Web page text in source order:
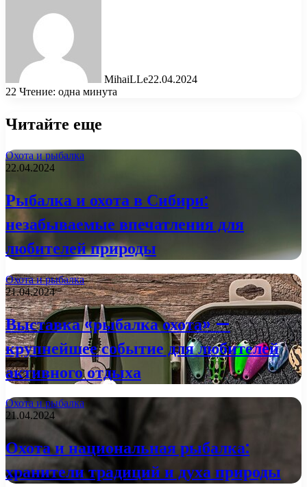
MihaiLLe22.04.2024
22 Чтение: одна минута
Читайте еще
Охота и рыбалка
22.04.2024
Рыбалка и охота в Сибири:
незабываемые впечатления для
любителей природы
Охота и рыбалка
21.04.2024
Выставка «рыбалка охота» —
крупнейшее событие для любителей
активного отдыха
Охота и рыбалка
21.04.2024
Охота и национальная рыбалка:
хранители традиций и духа природы